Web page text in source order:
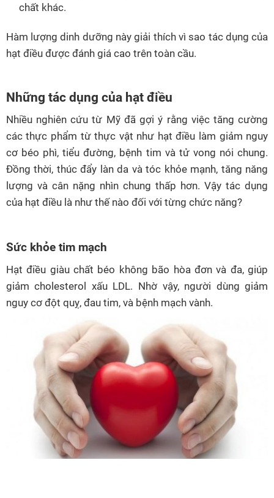
chất khác.
Hàm lượng dinh dưỡng này giải thích vì sao tác dụng của
hạt điều được đánh giá cao trên toàn cầu.
Những tác dụng của hạt điều
Nhiều nghiên cứu từ Mỹ đã gợi ý rằng việc tăng cường
các thực phẩm từ thực vật như hạt điều làm giảm nguy
cơ béo phì, tiểu đường, bệnh tim và tử vong nói chung.
Đồng thời, thúc đẩy làn da và tóc khỏe mạnh, tăng năng
lượng và cân nặng nhìn chung thấp hơn. Vậy tác dụng
của hạt điều là như thế nào đối với từng chức năng?
Sức khỏe tim mạch
Hạt điều giàu chất béo không bão hòa đơn và đa, giúp
giảm cholesterol xấu LDL. Nhờ vậy, người dùng giảm
nguy cơ đột quỵ, đau tim, và bệnh mạch vành.